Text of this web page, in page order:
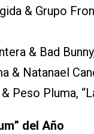
& Grupo
& Bad
& Natanael
Peso Pluma,
del Año